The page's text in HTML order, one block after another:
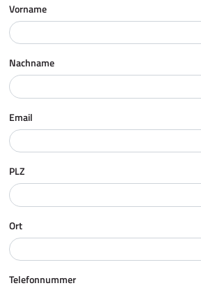
Vorname
Nachname
Email
PLZ
Ort
Telefonnummer